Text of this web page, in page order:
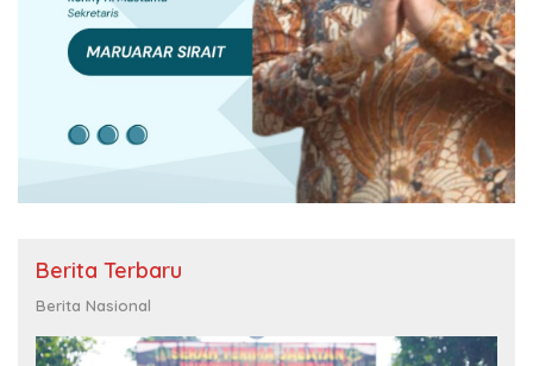
Berita Terbaru
Berita Nasional